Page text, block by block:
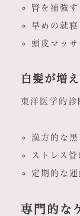
腎を補強
早めの就寝
頭皮マッ
白髪が増
東洋医学的診
漢方的な
ストレス
定期的な
専門的な